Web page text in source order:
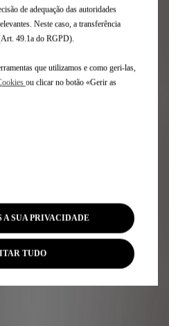
passos?
online?
de 14 dias
de adequação das autoridades
Neste caso, a transferência
49.1a do RGPD).
que utilizamos e como geri-las,
ou clicar no botão «Gerir as
A SUA PRIVACIDADE
TUDO